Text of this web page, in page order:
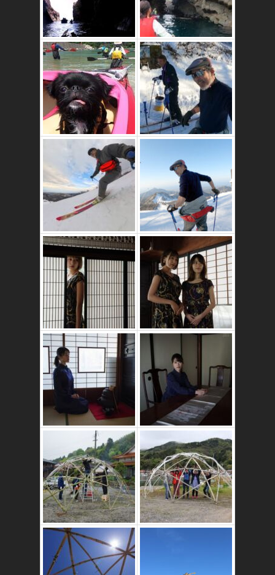
かたゑ庵築100年
の古民家
竹ドームのワーク